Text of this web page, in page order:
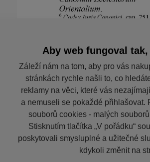
Aby web fungoval
Záleží nám na tom, aby pro vás
stránkách rychle našli to, co
reklamy na věci, které vás
a nemuseli se pokaždé přihlašovat.
souborů cookies - malých
Stisknutím tlačítka „V pořádku“
poskytovali smysluplné a užitečné
kdykoli změnit na